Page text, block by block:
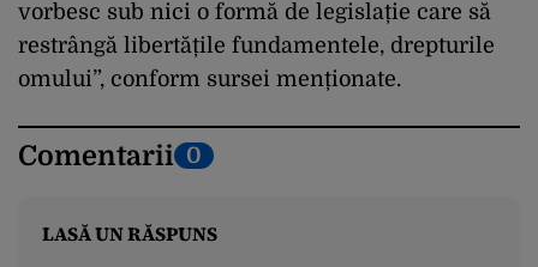
vorbesc sub nici o formă de legislație care să
restrângă libertățile fundamentele, drepturile
omului”, conform sursei menționate.
Comentarii 0
LASĂ UN RĂSPUNS